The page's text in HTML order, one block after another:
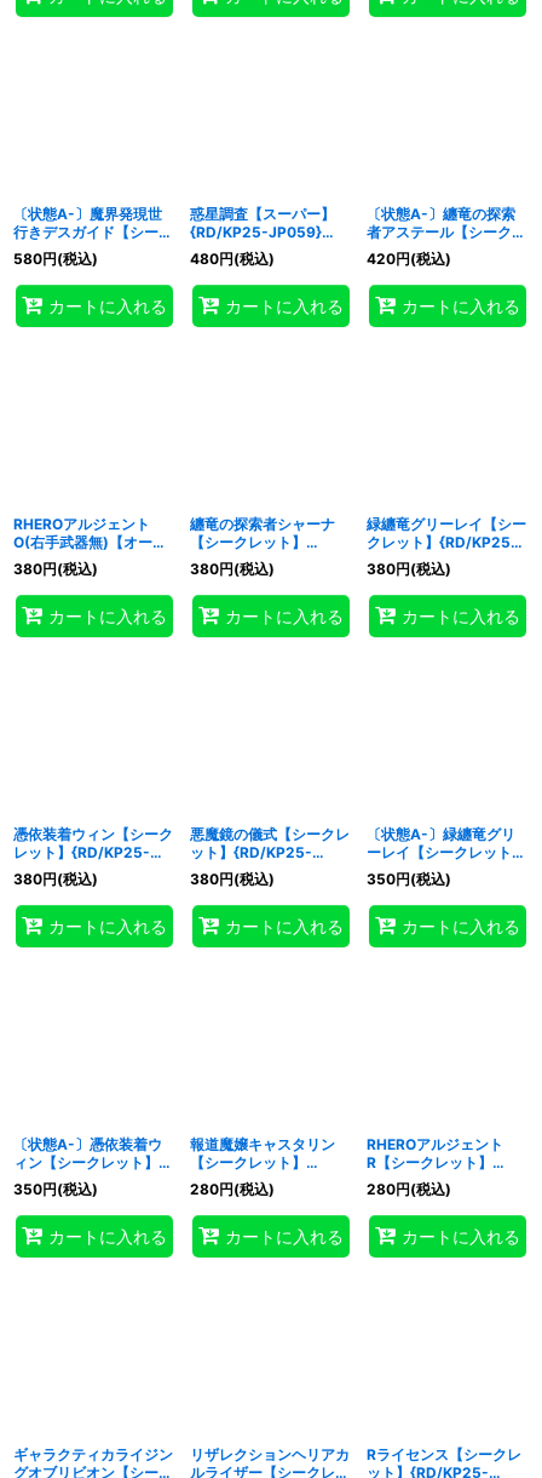
〔状態A-〕魔界発現世
行きデスガイド【シーク
レット】{RD/KP25-
JP030}《RDモンスタ
ー》
580円(税込)
カートに入れる
惑星調査【スーパー】
{RD/KP25-JP059}
《RD魔法》
480円(税込)
カートに入れる
〔状態A-〕纏竜の探索
者アステール【シークレ
ット】{RD/KP25-
JP018}《RDモンスタ
ー》
420円(税込)
カートに入れる
RHEROアルジェント
O(右手武器無)【オーバ
ーラッシュレア】
{RD/KP25-JP042}
《RDフュージョン》
380円(税込)
カートに入れる
纏竜の探索者シャーナ
【シークレット】
{RD/KP25-JP017}
《RDモンスター》
380円(税込)
カートに入れる
緑纏竜グリーレイ【シー
クレット】{RD/KP25-
JP020}《RDモンスタ
ー》
380円(税込)
カートに入れる
憑依装着ウィン【シーク
レット】{RD/KP25-
JP044}《RDフュージョ
ン》
380円(税込)
カートに入れる
悪魔鏡の儀式【シークレ
ット】{RD/KP25-
JP056}《RD魔法》
380円(税込)
カートに入れる
〔状態A-〕緑纏竜グリ
ーレイ【シークレット】
{RD/KP25-JP020}
《RDモンスター》
350円(税込)
カートに入れる
〔状態A-〕憑依装着ウ
ィン【シークレット】
{RD/KP25-JP044}
《RDフュージョン》
350円(税込)
カートに入れる
報道魔嬢キャスタリン
【シークレット】
{RD/KP25-JP011}《RD
モンスター》
280円(税込)
カートに入れる
RHEROアルジェント
R【シークレット】
{RD/KP25-JP025}
《RDモンスター》
280円(税込)
カートに入れる
ギャラクティカライジン
グオブリビオン【シーク
リザレクションヘリアカ
ルライザー【シークレッ
Rライセンス【シークレ
ット】{RD/KP25-